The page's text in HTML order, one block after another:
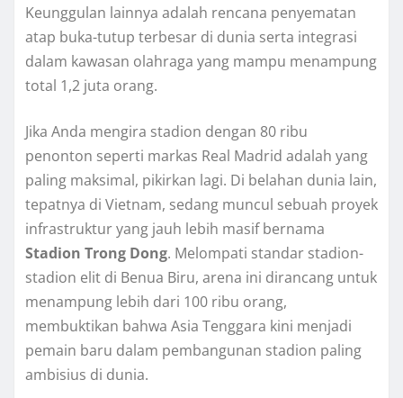
Keunggulan lainnya adalah rencana penyematan
atap buka-tutup terbesar di dunia serta integrasi
dalam kawasan olahraga yang mampu menampung
total 1,2 juta orang.
Jika Anda mengira stadion dengan 80 ribu
penonton seperti markas Real Madrid adalah yang
paling maksimal, pikirkan lagi. Di belahan dunia lain,
tepatnya di Vietnam, sedang muncul sebuah proyek
infrastruktur yang jauh lebih masif bernama
Stadion Trong Dong. Melompati standar stadion-
stadion elit di Benua Biru, arena ini dirancang untuk
menampung lebih dari 100 ribu orang,
membuktikan bahwa Asia Tenggara kini menjadi
pemain baru dalam pembangunan stadion paling
ambisius di dunia.